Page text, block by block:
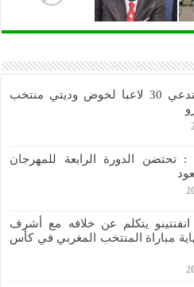
الركراكي يستدعي 30 لاعبا لخوض وديتي منتخب
: تحتضن الدورة الرابعة للمهرجان
انفنتينو يتكلم عن خلافه مع أشرف
مباراة المنتخب المغربي في كأس